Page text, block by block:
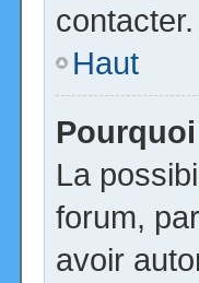
contacter.
Haut
La
forum,
avoir